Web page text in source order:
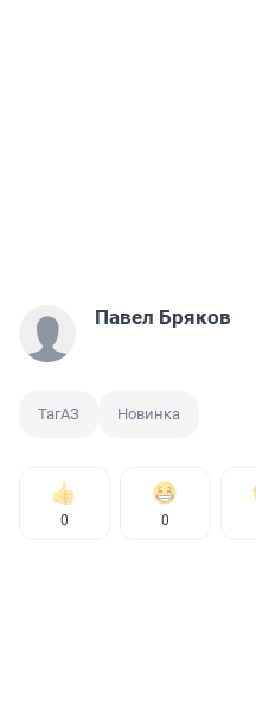
Павел Бряков
ТагАЗ Новинка
0 0